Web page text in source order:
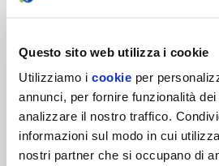
Questo sito web utilizza i cookie
Utilizziamo i cookie per
annunci, per fornire funzionalità
analizzare il nostro traffico.
informazioni sul modo in cui
nostri partner che si occupano di